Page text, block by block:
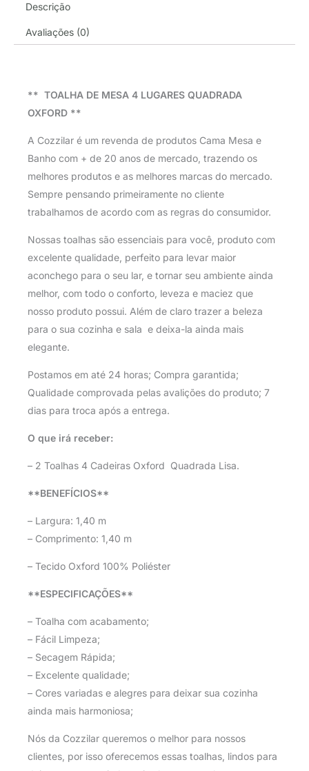
Descrição
Avaliações (0)
** TOALHA DE MESA 4 LUGARES QUADRADA
OXFORD **
A Cozzilar é um revenda de produtos Cama Mesa e
Banho com + de 20 anos de mercado, trazendo os
melhores produtos e as melhores marcas do mercado.
Sempre pensando primeiramente no cliente
trabalhamos de acordo com as regras do consumidor.
Nossas toalhas são essenciais para você, produto com
excelente qualidade, perfeito para levar maior
aconchego para o seu lar, e tornar seu ambiente ainda
melhor, com todo o conforto, leveza e maciez que
nosso produto possui. Além de claro trazer a beleza
para o sua cozinha e sala e deixa-la ainda mais
elegante.
Postamos em até 24 horas; Compra garantida;
Qualidade comprovada pelas avalições do produto; 7
dias para troca após a entrega.
O que irá receber:
– 2 Toalhas 4 Cadeiras Oxford Quadrada Lisa.
**BENEFÍCIOS**
– Largura: 1,40 m
– Comprimento: 1,40 m
– Tecido Oxford 100% Poliéster
**ESPECIFICAÇÕES**
– Toalha com acabamento;
– Fácil Limpeza;
– Secagem Rápida;
– Excelente qualidade;
– Cores variadas e alegres para deixar sua cozinha
ainda mais harmoniosa;
Nós da Cozzilar queremos o melhor para nossos
clientes, por isso oferecemos essas toalhas, lindos para